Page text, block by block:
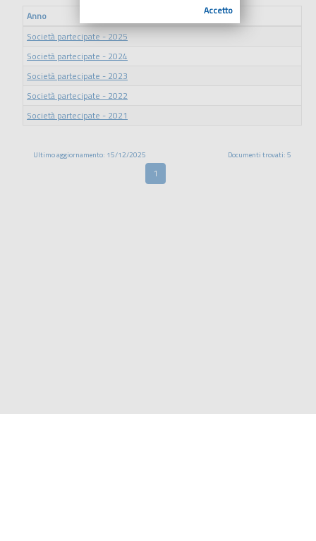
Anno
Società partecipate - 2025
Società partecipate - 2024
Società partecipate - 2023
Società partecipate - 2022
Società partecipate - 2021
Ultimo aggiornamento: 15/12/2025 Documenti trovati: 5
1
Accetto